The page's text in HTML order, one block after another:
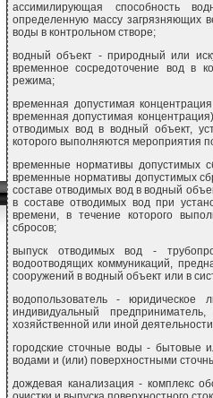
ассимилирующая способность
определенную массу загрязняющих
воды в контрольном створе;
водный объект - природный или
временное сосредоточение вод в
режима;
временная допустимая
временная допустимая
отводимых вод в водный объект,
которого выполняются мероприятия
временные нормативы допустимых
временные нормативы допустимых
составе отводимых вод в водный
в составе отводимых вод при
времени, в течение которого
сбросов;
выпуск отводимых вод -
водоотводящих коммуникаций,
сооружений в водный объект или в
водопользователь -
индивидуальный
хозяйственной или иной
городские сточные воды - бытовые
водами и (или) поверхностными
дождевая канализация - комплекс